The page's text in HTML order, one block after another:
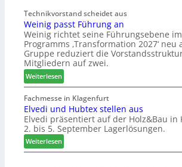
t
z
u
r
H
a
u
s
m
e
s
s
e
b
e
l
b
r
a
n
c
h
e
e
r
ö
r
Technikvorstand scheidet aus
Weinig passt Führung an
Weinig richtet seine Führungsebene
Programms ‚Transformation 2027‘ neu
Gruppe reduziert die
Mitgliedern auf zwei.
Weiterlesen:
W
e
i
n
i
g
p
Fachmesse in Klagenfurt
Elvedi und Hubtex stellen aus
Elvedi präsentiert auf der Holz&Bau in
2. bis 5. September Lagerlösungen.
Weiterlesen:
E